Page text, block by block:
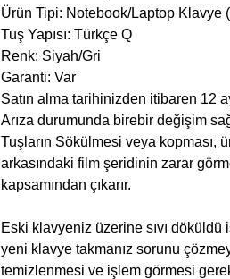
Ürün Tipi: Notebook/Laptop Klavye
Tuş Yapısı: Türkçe Q
Renk: Siyah/Gri
Garanti: Var
Satın alma tarihinizden itibaren 12
Arıza durumunda birebir değişim
Tuşların Sökülmesi veya kopması,
arkasındaki film şeridinin zarar
kapsamından çıkarır.
Eski klavyeniz üzerine sıvı
yeni klavye takmanız sorunu
temizlenmesi ve işlem görmesi